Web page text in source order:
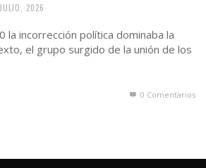
2026
la incorrección política dominaba la
el grupo surgido de la unión de los
0 Comentarios